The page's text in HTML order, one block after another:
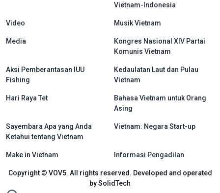
Vietnam-Indonesia
Video Musik Vietnam
Media
Kongres Nasional XIV Partai
Komunis Vietnam
Aksi Pemberantasan IUU
Fishing
Kedaulatan Laut dan Pulau
Vietnam
Hari Raya Tet
Bahasa Vietnam untuk Orang
Asing
Sayembara Apa yang Anda
Ketahui tentang Vietnam
Vietnam: Negara Start-up
Make in Vietnam Informasi Pengadilan
Copyright © VOV5. All rights reserved. Developed and operated
by SolidTech